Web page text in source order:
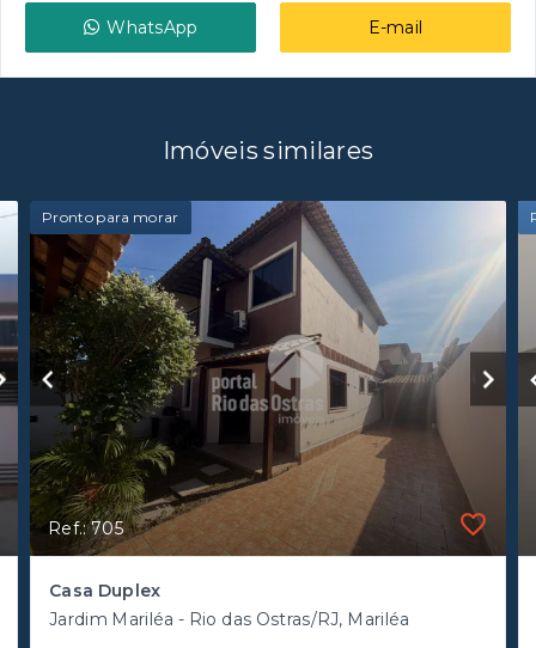
WhatsApp E-mail
Imóveis similares
Pronto para morar
Ref.: 705
Casa Duplex
Jardim Mariléa - Rio das Ostras/RJ, Mariléa